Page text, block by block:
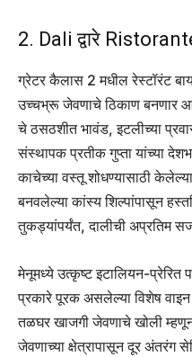
2. Dali द्वारे
ग्रेटर कैलास 2 मधील रेस्टॉरंट
उच्चभ्रू जेवणाचे ठिकाण बनणार
चे ठसठशीत भावंड, इटलीच्या
संस्थापक प्रतीक गुप्ता यांच्या
काचेच्या वस्तू शोधण्यासाठी
बनवलेल्या कांस्य शिल्पांपासून
तुकड्यांपर्यंत, दालीची अप्रतिम
मेनूमध्ये उत्कृष्ट इटालियन-प्रेरित
प्रकारे पूरक असलेल्या विशेष
तळघर खाजगी जेवणाचे खोली
जेवणाच्या क्षेत्रापासून दूर अंतरंग